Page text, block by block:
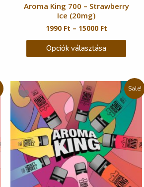
Aroma King 700 – Strawberry
Ice (20mg)
1990 Ft – 15000 Ft
Opciók választása
Sale!